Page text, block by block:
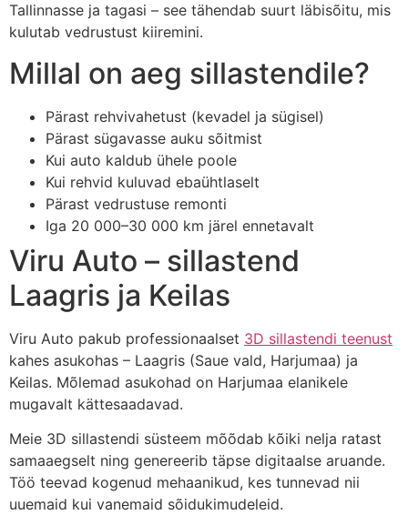
Tallinnasse ja tagasi – see tähendab suurt läbisõitu, mis
kulutab vedrustust kiiremini.
Millal on aeg sillastendile?
Pärast rehvivahetust (kevadel ja sügisel)
Pärast sügavasse auku sõitmist
Kui auto kaldub ühele poole
Kui rehvid kuluvad ebaühtlaselt
Pärast vedrustuse remonti
Iga 20 000–30 000 km järel ennetavalt
Viru Auto – sillastend
Laagris ja Keilas
Viru Auto pakub professionaalset 3D sillastendi teenust
kahes asukohas – Laagris (Saue vald, Harjumaa) ja
Keilas. Mõlemad asukohad on Harjumaa elanikele
mugavalt kättesaadavad.
Meie 3D sillastendi süsteem mõõdab kõiki nelja ratast
samaaegselt ning genereerib täpse digitaalse aruande.
Töö teevad kogenud mehaanikud, kes tunnevad nii
uuemaid kui vanemaid sõidukimudeleid.